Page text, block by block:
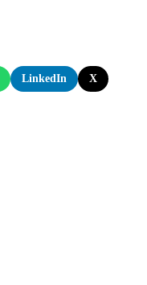
LinkedIn X